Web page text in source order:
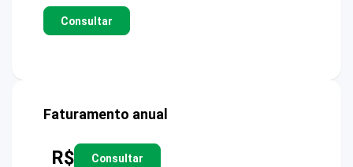
Consultar
Faturamento anual
R$ Consultar